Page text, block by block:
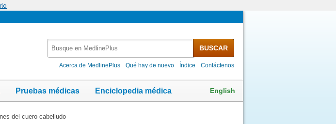
MedlinePlus
BUSCAR
Acerca de MedlinePlus Qué hay de nuevo Índice Contáctenos
Pruebas médicas Enciclopedia médica English
del cuero cabelludo